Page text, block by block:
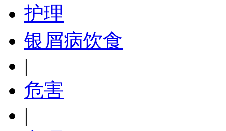
护理
银屑病饮食
|
危害
|